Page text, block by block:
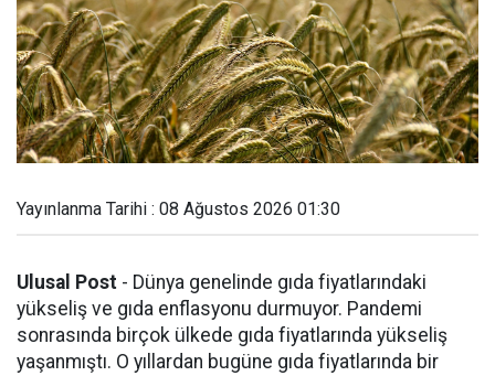
Yayınlanma Tarihi : 08 Ağustos 2026 01:30
Ulusal Post - Dünya genelinde gıda fiyatlarındaki
yükseliş ve gıda enflasyonu durmuyor. Pandemi
sonrasında birçok ülkede gıda fiyatlarında yükseliş
yaşanmıştı. O yıllardan bugüne gıda fiyatlarında bir